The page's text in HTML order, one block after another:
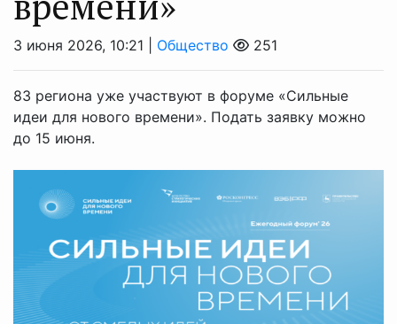
3 июня 2026, 10:21 | Общество 251
83 региона уже участвуют в форуме «Сильные
идеи для нового времени». Подать заявку можно
до 15 июня.